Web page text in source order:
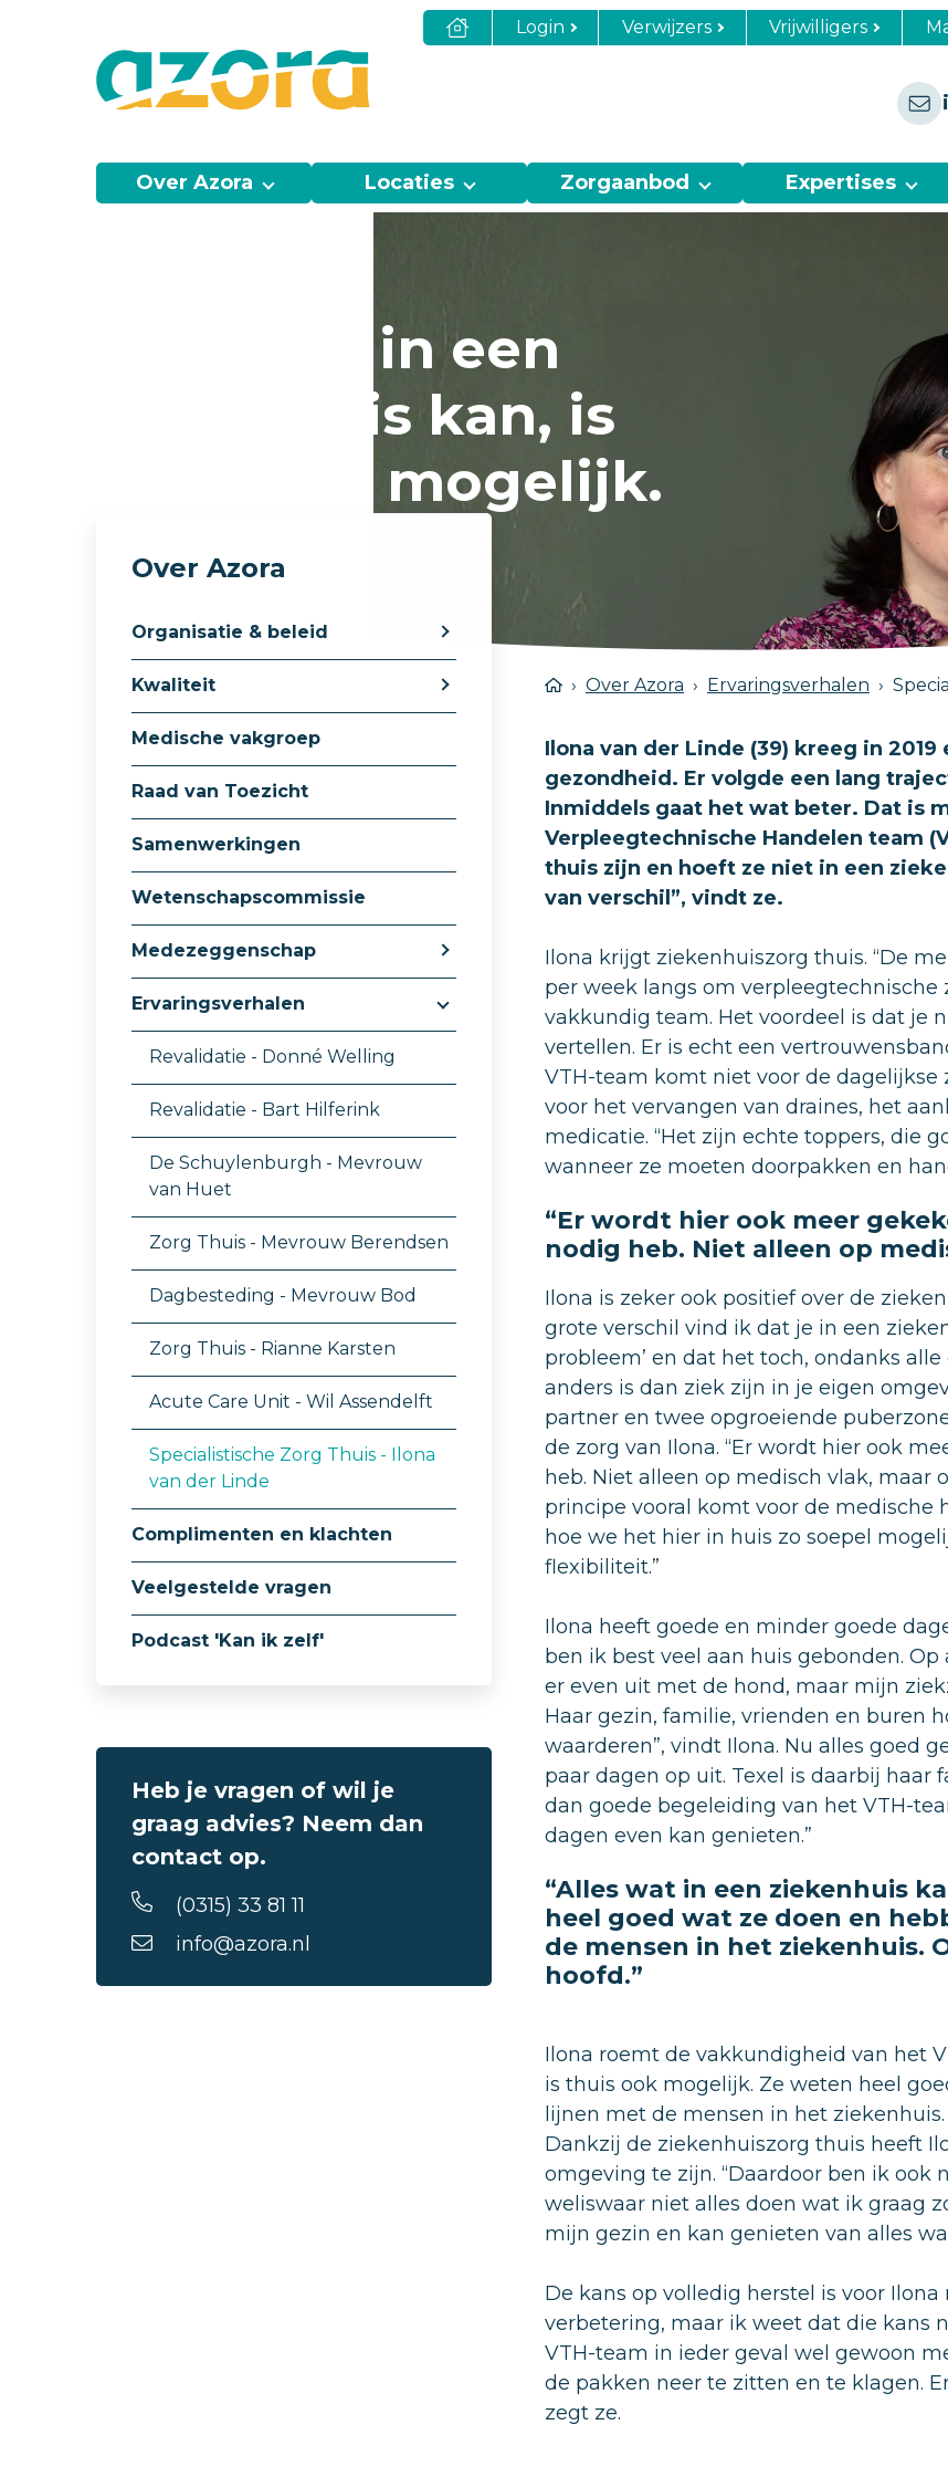
Login Verwijzers Vrijwilligers
Over Azora Locaties Zorgaanbod Expertises
Alles wat in een
ziekenhuis kan, is
thuis ook mogelijk.
Over Azora Ervaringsverhalen
Ilona van der Linde (39) kreeg in
gezondheid. Er volgde een lang
Inmiddels gaat het wat beter. Dat is
Verpleegtechnische Handelen team
thuis zijn en hoeft ze niet in een
van verschil”, vindt ze.
Ilona krijgt ziekenhuiszorg thuis. “De
per week langs om verpleegtechnische
vakkundig team. Het voordeel is dat je
vertellen. Er is echt een
VTH-team komt niet voor de dagelijkse
voor het vervangen van draines, het
medicatie. “Het zijn echte toppers, die
wanneer ze moeten doorpakken en
“Er wordt hier ook meer
nodig heb. Niet alleen op
Ilona is zeker ook positief over de
grote verschil vind ik dat je in een
probleem’ en dat het toch, ondanks
anders is dan ziek zijn in je eigen
partner en twee opgroeiende
de zorg van Ilona. “Er wordt hier ook
heb. Niet alleen op medisch vlak, maar
principe vooral komt voor de
hoe we het hier in huis zo soepel
flexibiliteit.”
Ilona heeft goede en minder goede
ben ik best veel aan huis gebonden.
er even uit met de hond, maar mijn
Haar gezin, familie, vrienden en buren
waarderen”, vindt Ilona. Nu alles goed
paar dagen op uit. Texel is daarbij
dan goede begeleiding van het VTH-
dagen even kan genieten.”
“Alles wat in een ziekenhuis
heel goed wat ze doen en
de mensen in het ziekenhuis.
hoofd.”
Ilona roemt de vakkundigheid van het
is thuis ook mogelijk. Ze weten heel
lijnen met de mensen in het
Dankzij de ziekenhuiszorg thuis heeft
omgeving te zijn. “Daardoor ben ik
weliswaar niet alles doen wat ik graag
mijn gezin en kan genieten van alles
De kans op volledig herstel is voor
verbetering, maar ik weet dat die kans
VTH-team in ieder geval wel gewoon
de pakken neer te zitten en te klagen.
zegt ze.
Over Azora
Organisatie & beleid
Kwaliteit
Medische vakgroep
Raad van Toezicht
Samenwerkingen
Wetenschapscommissie
Medezeggenschap
Ervaringsverhalen
Revalidatie - Donné Welling
Revalidatie - Bart Hilferink
De Schuylenburgh - Mevrouw
van Huet
Zorg Thuis - Mevrouw Berendsen
Dagbesteding - Mevrouw Bod
Zorg Thuis - Rianne Karsten
Acute Care Unit - Wil Assendelft
Specialistische Zorg Thuis - Ilona
van der Linde
Complimenten en klachten
Veelgestelde vragen
Podcast 'Kan ik zelf'
Heb je vragen of wil je
graag advies? Neem dan
contact op.
(0315) 33 81 11
info@azora.nl